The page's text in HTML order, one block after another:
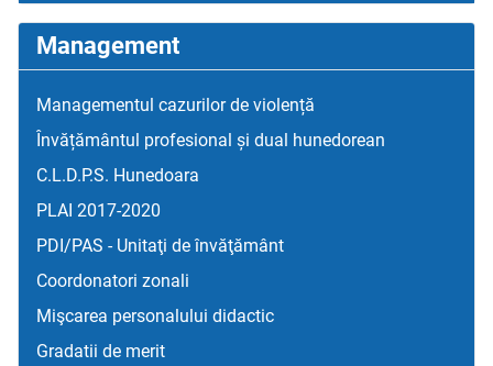
Management
Managementul cazurilor de violență
Învățământul profesional și dual hunedorean
C.L.D.P.S. Hunedoara
PLAI 2017-2020
PDI/PAS - Unitaţi de învăţământ
Coordonatori zonali
Mişcarea personalului didactic
Gradatii de merit